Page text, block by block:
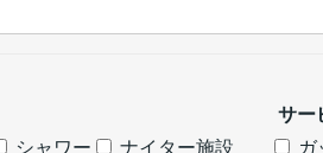
シャワー
ナイター施設
サー
ガ